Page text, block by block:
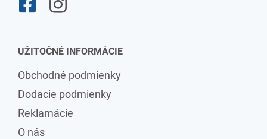
UŽITOČNÉ INFORMÁCIE
Obchodné podmienky
Dodacie podmienky
Reklamácie
O nás